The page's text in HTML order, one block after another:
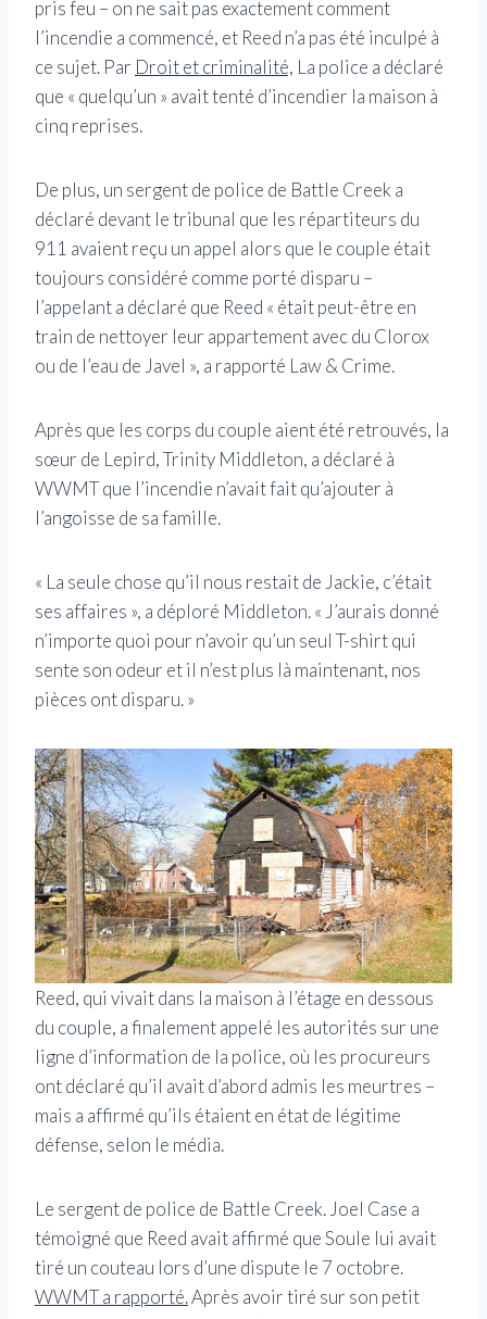
pris feu – on ne sait pas exactement comment
l’incendie a commencé, et Reed n’a pas été inculpé à
ce sujet. Par Droit et criminalité, La police a déclaré
que « quelqu’un » avait tenté d’incendier la maison à
cinq reprises.
De plus, un sergent de police de Battle Creek a
déclaré devant le tribunal que les répartiteurs du
911 avaient reçu un appel alors que le couple était
toujours considéré comme porté disparu –
l’appelant a déclaré que Reed « était peut-être en
train de nettoyer leur appartement avec du Clorox
ou de l’eau de Javel », a rapporté Law & Crime.
Après que les corps du couple aient été retrouvés, la
sœur de Lepird, Trinity Middleton, a déclaré à
WWMT que l’incendie n’avait fait qu’ajouter à
l’angoisse de sa famille.
« La seule chose qu’il nous restait de Jackie, c’était
ses affaires », a déploré Middleton. « J’aurais donné
n’importe quoi pour n’avoir qu’un seul T-shirt qui
sente son odeur et il n’est plus là maintenant, nos
pièces ont disparu. »
Reed, qui vivait dans la maison à l’étage en dessous
du couple, a finalement appelé les autorités sur une
ligne d’information de la police, où les procureurs
ont déclaré qu’il avait d’abord admis les meurtres –
mais a affirmé qu’ils étaient en état de légitime
défense, selon le média.
Le sergent de police de Battle Creek. Joel Case a
témoigné que Reed avait affirmé que Soule lui avait
tiré un couteau lors d’une dispute le 7 octobre.
WWMT a rapporté.Après avoir tiré sur son petit